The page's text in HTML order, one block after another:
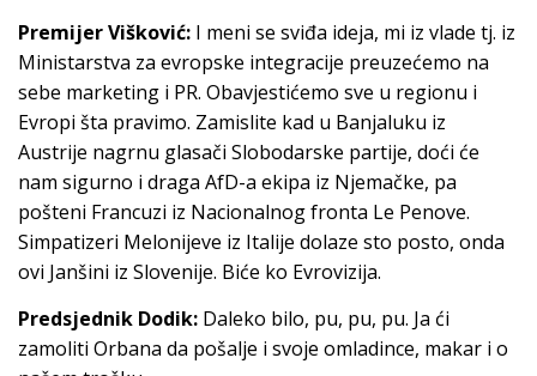
Premijer Višković: I meni se sviđa ideja, mi iz vlade tj. iz
Ministarstva za evropske integracije preuzećemo na
sebe marketing i PR. Obavjestićemo sve u regionu i
Evropi šta pravimo. Zamislite kad u Banjaluku iz
Austrije nagrnu glasači Slobodarske partije, doći će
nam sigurno i draga AfD-a ekipa iz Njemačke, pa
pošteni Francuzi iz Nacionalnog fronta Le Penove.
Simpatizeri Melonijeve iz Italije dolaze sto posto, onda
ovi Janšini iz Slovenije. Biće ko Evrovizija.
Predsjednik Dodik: Daleko bilo, pu, pu, pu. Ja ći
zamoliti Orbana da pošalje i svoje omladince, makar i o